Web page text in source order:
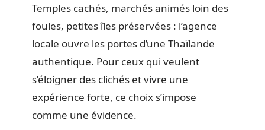
Temples cachés, marchés animés loin des
foules, petites îles préservées : l’agence
locale ouvre les portes d’une Thaïlande
authentique. Pour ceux qui veulent
s’éloigner des clichés et vivre une
expérience forte, ce choix s’impose
comme une évidence.